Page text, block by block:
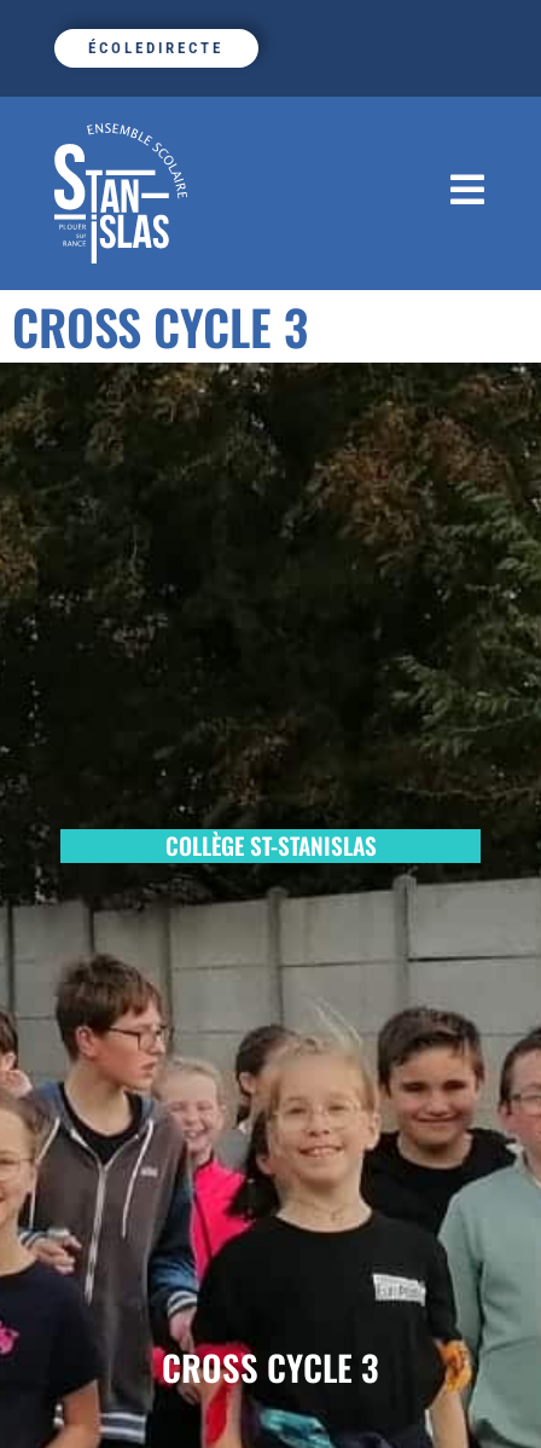
ÉCOLEDIRECTE
CROSS CYCLE 3
COLLÈGE ST-STANISLAS
CROSS CYCLE 3